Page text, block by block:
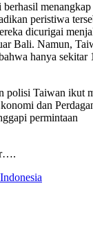
menangkap
peristiwa
dicurigai
Bali. Namun,
hanya sekitar
polisi Taiwan ikut
dan
permintaan